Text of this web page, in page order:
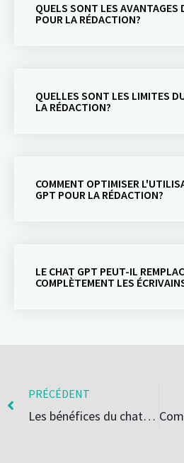
QUELS SONT LES AVANTAGES
POUR LA RÉDACTION?
QUELLES SONT LES LIMITES
LA RÉDACTION?
COMMENT OPTIMISER
GPT POUR LA RÉDACTION?
LE CHAT GPT PEUT-IL
COMPLÈTEMENT LES
PRÉCÉDENT
Les bénéfices du chat GPT pour la gestion de projet et la planification